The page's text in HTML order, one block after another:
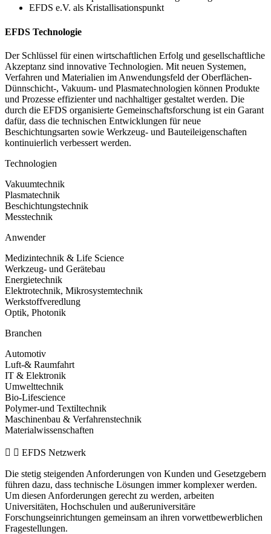
EFDS e.V. als Kristallisationspunkt
EFDS Technologie
Der Schlüssel für einen wirtschaftlichen Erfolg und gesellschaftliche
Akzeptanz sind innovative Technologien. Mit neuen Systemen,
Verfahren und Materialien im Anwendungsfeld der Oberflächen-
Dünnschicht-, Vakuum- und Plasmatechnologien können Produkte
und Prozesse effizienter und nachhaltiger gestaltet werden. Die
durch die EFDS organisierte Gemeinschaftsforschung ist ein Garant
dafür, dass die technischen Entwicklungen für neue
Beschichtungsarten sowie Werkzeug- und Bauteileigenschaften
kontinuierlich verbessert werden.
Technologien
Vakuumtechnik
Plasmatechnik
Beschichtungstechnik
Messtechnik
Anwender
Medizintechnik & Life Science
Werkzeug- und Gerätebau
Energietechnik
Elektrotechnik, Mikrosystemtechnik
Werkstoffveredlung
Optik, Photonik
Branchen
Automotiv
Luft-& Raumfahrt
IT & Elektronik
Umwelttechnik
Bio-Lifescience
Polymer-und Textiltechnik
Maschinenbau & Verfahrenstechnik
Materialwissenschaften
EFDS Netzwerk
Die stetig steigenden Anforderungen von Kunden und Gesetzgebern
führen dazu, dass technische Lösungen immer komplexer werden.
Um diesen Anforderungen gerecht zu werden, arbeiten
Universitäten, Hochschulen und außeruniversitäre
Forschungseinrichtungen gemeinsam an ihren vorwettbewerblichen
Fragestellungen.